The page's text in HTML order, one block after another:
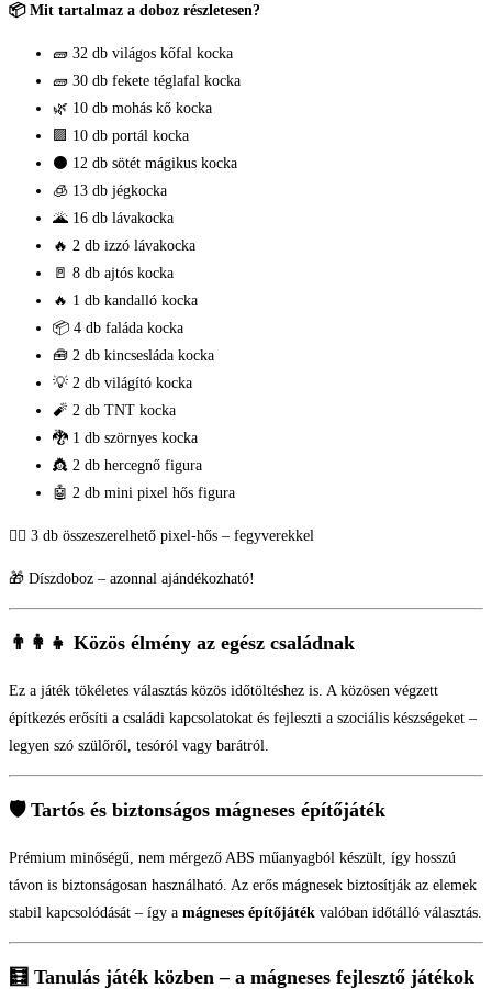
📦 Mit tartalmaz a doboz részletesen?
🧱 32 db világos kőfal kocka
🧱 30 db fekete téglafal kocka
🌿 10 db mohás kő kocka
🟪 10 db portál kocka
⚫ 12 db sötét mágikus kocka
🧊 13 db jégkocka
🌋 16 db lávakocka
🔥 2 db izzó lávakocka
🚪 8 db ajtós kocka
🔥 1 db kandalló kocka
📦 4 db faláda kocka
🧰 2 db kincsesláda kocka
💡 2 db világító kocka
🧨 2 db TNT kocka
🐉 1 db szörnyes kocka
👸 2 db hercegnő figura
🤖 2 db mini pixel hős figura
🧍‍♂️ 3 db összeszerelhető pixel-hős – fegyverekkel
🎁 Díszdoboz – azonnal ajándékozható!
👨‍👩‍👧 Közös élmény az egész családnak
Ez a játék tökéletes választás közös időtöltéshez is. A közösen végzett
építkezés erősíti a családi kapcsolatokat és fejleszti a szociális készségeket –
legyen szó szülőről, tesóról vagy barátról.
🛡️ Tartós és biztonságos mágneses építőjáték
Prémium minőségű, nem mérgező ABS műanyagból készült, így hosszú
távon is biztonságosan használható. Az erős mágnesek biztosítják az elemek
stabil kapcsolódását – így a mágneses építőjáték valóban időtálló választás.
🧮 Tanulás játék közben – a mágneses fejlesztő játékok